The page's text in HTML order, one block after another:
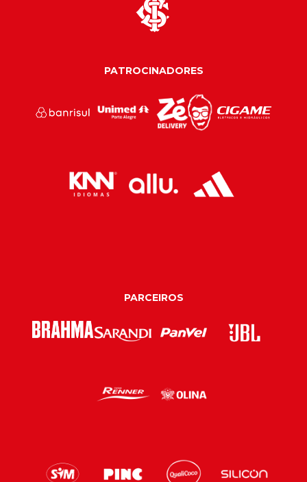
PATROCINADORES
PARCEIROS